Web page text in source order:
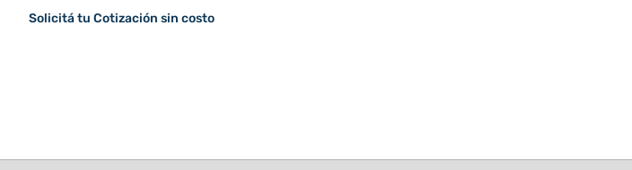
Solicitá tu Cotización sin costo